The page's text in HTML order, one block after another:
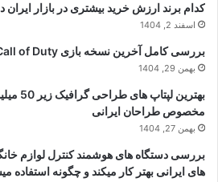
کدام برند ارزش خرید بیشتری در بازار ایران
اسفند 2, 1404
بررسی کامل آخرین نسخه بازی Call of Duty و تغییرات نسخه جدید
بهمن 29, 1404
بهترین
مخصوص طراحان ایرانی
بهمن 27, 1404
بررسی دستگاه های هوشمند کنترل لوازم
های ایرانی بهتر کار میکند و چگونه استفاده